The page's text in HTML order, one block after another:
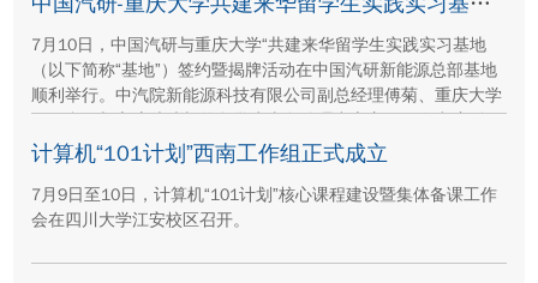
7月10日，中国汽研与重庆大学“共建来华留学生实践实习基地
（以下简称“基地”）签约暨揭牌活动在中国汽研新能源总部基地
顺利举行。中汽院新能源科技有限公司副总经理傅菊、重庆大学
国际合作与交流处处长兼留学生事务管理中心主任阳春出席活
动，双方相关职能负责人、教师代表及来华留学生代表共同参
与。
计算机“101计划”西南工作组正式成立
7月9日至10日，计算机“101计划”核心课程建设暨集体备课工作
会在四川大学江安校区召开。